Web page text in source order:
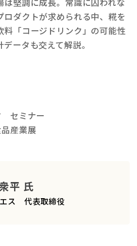
ロダクトが求められる中、糀を
料「コージドリンク」の可能性
ータも交えて解説。
セミナー
産業展
平 氏
エス 代表取締役